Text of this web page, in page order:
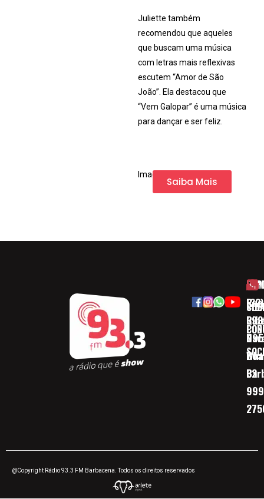
Juliette também
recomendou que aqueles
que buscam uma música
com letras mais reflexivas
escutem “Amor de São
João”. Ela destacou que
“Vem Galopar” é uma música
para dançar e ser feliz.
Imagem da Internet
Saiba Mais
(32)
32
@Copyright Rádio 93.3 FM Barbacena. Todos os direitos reservados